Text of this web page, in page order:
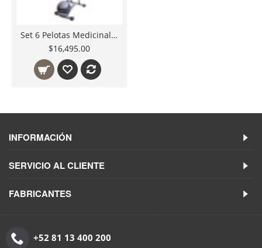
Set 6 Pelotas Medicinales Cap Barbell con soporte
$16,495.00
INFORMACIÓN
SERVICIO AL CLIENTE
FABRICANTES
+52 81 13 400 200